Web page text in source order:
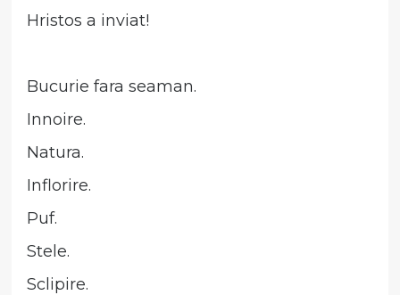
Hristos a inviat!
Bucurie fara seaman.
Innoire.
Natura.
Inflorire.
Puf.
Stele.
Sclipire.